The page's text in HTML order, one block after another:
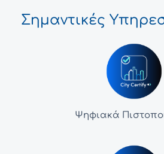
Σημαντικές
Ψηφιακά